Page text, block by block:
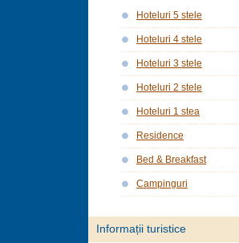
Hoteluri 5 stele
Hoteluri 4 stele
Hoteluri 3 stele
Hoteluri 2 stele
Hoteluri 1 stea
Residence
Bed & Breakfast
Campinguri
Informații turistice